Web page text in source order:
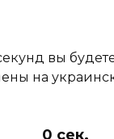
вы
на
0 сек.